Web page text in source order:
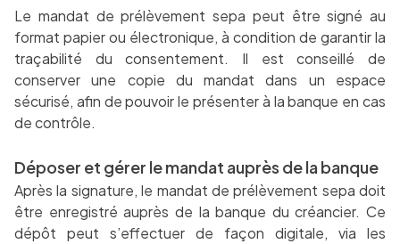
Le mandat de prélèvement sepa peut être signé au
format papier ou électronique, à condition de garantir la
traçabilité du consentement. Il est conseillé de
conserver une copie du mandat dans un espace
sécurisé, afin de pouvoir le présenter à la banque en cas
de contrôle.
Déposer et gérer le mandat auprès de la banque
Après la signature, le mandat de prélèvement sepa doit
être enregistré auprès de la banque du créancier. Ce
dépôt peut s’effectuer de façon digitale, via les